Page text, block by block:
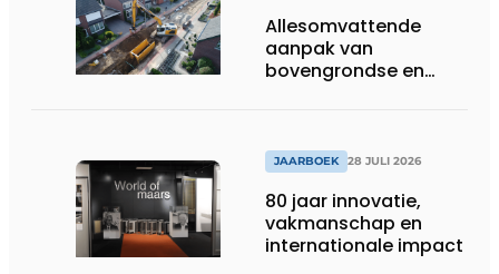
Allesomvattende
aanpak van
bovengrondse en
JAARBOEK 28 JULI 2026
80 jaar innovatie,
vakmanschap en
internationale impact